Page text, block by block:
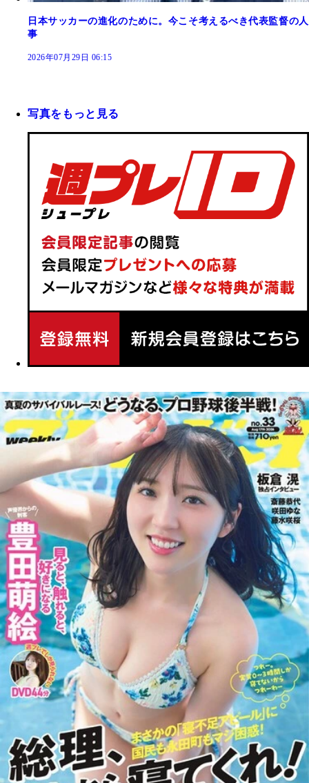
日本サッカーの進化のために。今こそ考えるべき代表監督の人
事
2026年07月29日 06:15
写真をもっと見る